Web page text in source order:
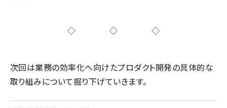
◇◇◇
次回は業務の効率化へ向けたプロダクト開発の具体的な
取り組みについて掘り下げていきます。